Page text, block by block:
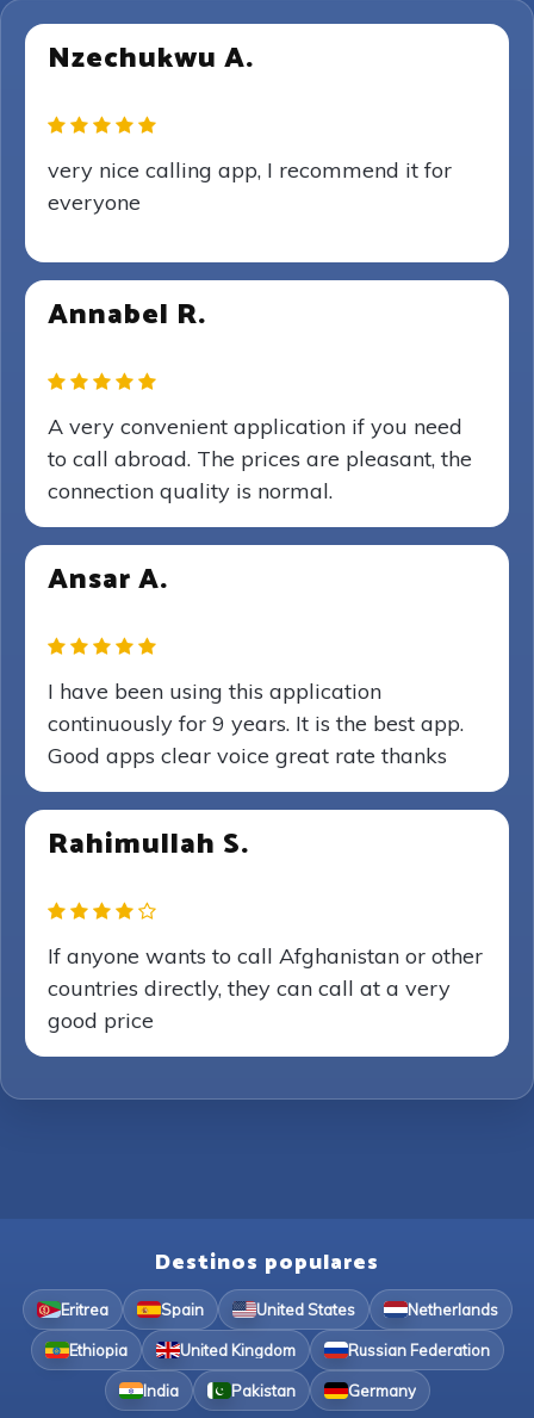
Nzechukwu A.
very nice calling app, I recommend it for
everyone
Annabel R.
A very convenient application if you need
to call abroad. The prices are pleasant, the
connection quality is normal.
Ansar A.
I have been using this application
continuously for 9 years. It is the best app.
Good apps clear voice great rate thanks
Rahimullah S.
If anyone wants to call Afghanistan or other
countries directly, they can call at a very
good price
Destinos populares
Eritrea Spain United States Netherlands
Ethiopia United Kingdom Russian Federation
India Pakistan Germany